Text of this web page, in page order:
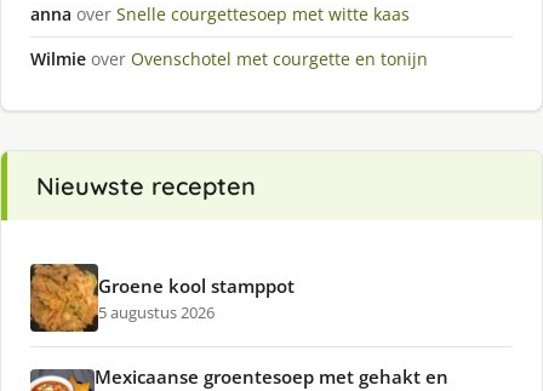
anna over Snelle courgettesoep met witte kaas
Wilmie over Ovenschotel met courgette en tonijn
Nieuwste recepten
Groene kool stamppot
5 augustus 2026
Mexicaanse groentesoep met gehakt en